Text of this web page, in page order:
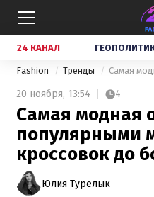
24 КАНАЛ
Fashion Тренды
20 ноября, 13:54 4
Самая модная
популярными
кроссовок до
Юлия Турелык